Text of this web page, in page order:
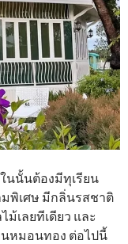
นนั้นต้องมีทุเรียน
พิเศษ มีกลิ่นรสชาติ
เลยทีเดียว และ
หมอนทอง ต่อไปนี้